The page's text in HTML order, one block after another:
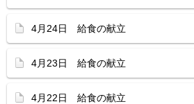
4月24日 給食の献立
4月23日 給食の献立
4月22日 給食の献立